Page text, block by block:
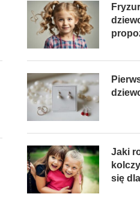
Jaki
się